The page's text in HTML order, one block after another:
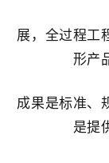
展，全过程工
形产
成果是标准、
是提